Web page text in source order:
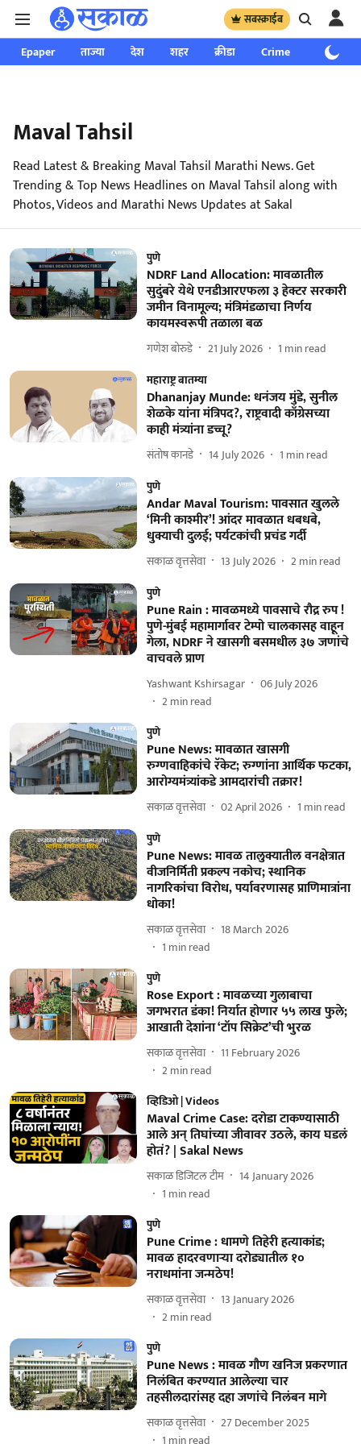
सबस्क्राईब
Epaper ताज्या देश शहर क्रीडा Crime साप्ताहिक
Maval Tahsil
Read Latest & Breaking Maval Tahsil Marathi News. Get
Trending & Top News Headlines on Maval Tahsil along with
Photos, Videos and Marathi News Updates at Sakal
पुणे
NDRF Land Allocation: मावळातील
सुदुंबरे येथे एनडीआरएफला ३ हेक्टर सरकारी
जमीन विनामूल्य; मंत्रिमंडळाचा निर्णय
कायमस्वरूपी तळाला बळ
गणेश बोरुडे 21 July 2026 1 min read
महाराष्ट्र बातम्या
Dhananjay Munde: धनंजय मुंडे, सुनील
शेळके यांना मंत्रिपद?, राष्ट्रवादी काँग्रेसच्या
काही मंत्र्यांना डच्चू?
संतोष कानडे 14 July 2026 1 min read
पुणे
Andar Maval Tourism: पावसात खुलले
‘मिनी काश्मीर’! आंदर मावळात धबधबे,
धुक्याची दुलई; पर्यटकांची प्रचंड गर्दी
सकाळ वृत्तसेवा 13 July 2026 2min read
पुणे
Pune Rain : मावळमध्ये पावसाचे रौद्र रुप !
पुणे-मुंबई महामार्गावर टेम्पो चालकासह वाहून
गेला, NDRF ने खासगी बसमधील ३७ जणांचे
वाचवले प्राण
Yashwant Kshirsagar
06 July 2026
2min read
पुणे
Pune News: मावळात खासगी
रुग्णवाहिकांचे रॅकेट; रुग्णांना आर्थिक फटका,
आरोग्यमंत्र्यांकडे आमदारांची तक्रार!
सकाळ वृत्तसेवा 02 April 2026 1 min read
पुणे
Pune News: मावळ तालुक्यातील वनक्षेत्रात
वीजनिर्मिती प्रकल्प नकोच; स्थानिक
नागरिकांचा विरोध, पर्यावरणासह प्राणिमात्रांना
धोका!
सकाळ वृत्तसेवा
18 March 2026
1 min read
पुणे
Rose Export : मावळच्या गुलाबाचा
जगभरात डंका! निर्यात होणार ५५ लाख फुले;
आखाती देशांना ‘टॉप सिक्रेट’ची भुरळ
सकाळ वृत्तसेवा
11 February 2026
2min read
व्हिडिओ | Videos
Maval Crime Case: दरोडा टाकण्यासाठी
आले अन् तिघांच्या जीवावर उठले, काय घडलं
होतं? | Sakal News
सकाळ डिजिटल टीम
14 January 2026
1 min read
पुणे
Pune Crime : धामणे तिहेरी हत्याकांड;
मावळ हादरवणाऱ्या दरोड्यातील १०
नराधमांना जन्मठेप!
सकाळ वृत्तसेवा
13 January 2026
2min read
पुणे
Pune News : मावळ गौण खनिज प्रकरणात
निलंबित करण्यात आलेल्या चार
तहसीलदारांसह दहा जणांचे निलंबन मागे
सकाळ वृत्तसेवा
27 December 2025